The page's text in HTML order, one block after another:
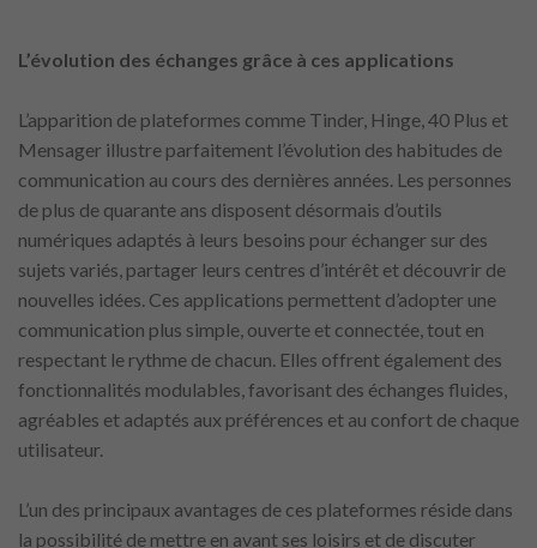
L’évolution des échanges grâce à ces applications
L’apparition de plateformes comme Tinder, Hinge, 40 Plus et
Mensager illustre parfaitement l’évolution des habitudes de
communication au cours des dernières années. Les personnes
de plus de quarante ans disposent désormais d’outils
numériques adaptés à leurs besoins pour échanger sur des
sujets variés, partager leurs centres d’intérêt et découvrir de
nouvelles idées. Ces applications permettent d’adopter une
communication plus simple, ouverte et connectée, tout en
respectant le rythme de chacun. Elles offrent également des
fonctionnalités modulables, favorisant des échanges fluides,
agréables et adaptés aux préférences et au confort de chaque
utilisateur.
L’un des principaux avantages de ces plateformes réside dans
la possibilité de mettre en avant ses loisirs et de discuter